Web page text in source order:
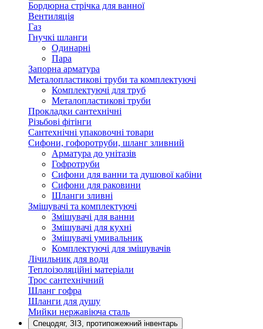
Бордюрна стрічка для ванної
Вентиляція
Газ
Гнучкі шланги
Одинарні
Пара
Запорна арматура
Металопластикові труби та комплектуючі
Комплектуючі для труб
Металопластикові труби
Прокладки сантехнічні
Різьбові фітінги
Сантехнічні упаковочні товари
Сифони, гофоротруби, шланг зливний
Арматура до унітазів
Гофротруби
Сифони для ванни та душової кабіни
Сифони для раковини
Шланги зливні
Змішувачі та комплектуючі
Змішувачі для ванни
Змішувачі для кухні
Змішувачі умивальник
Комплектуючі для змішувачів
Лічильник для води
Теплоізоляційні матеріали
Трос сантехнічний
Шланг гофра
Шланги для душу
Мийки нержавіюча сталь
Спецодяг, ЗІЗ, протипожежний інвентарь